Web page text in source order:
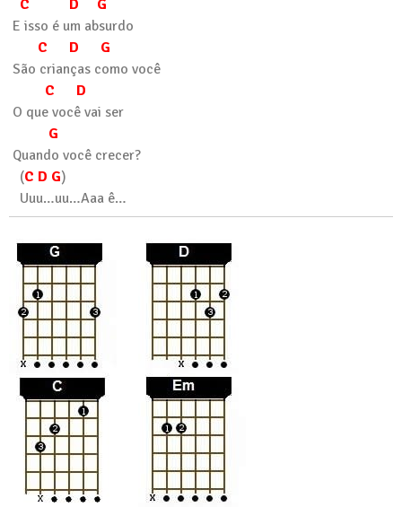
C D G
E isso é um absurdo
C D G
São crianças como você
C D
O que você vai ser
G
Quando você crecer?
(C D G)
Uuu…uu…Aaa ê…